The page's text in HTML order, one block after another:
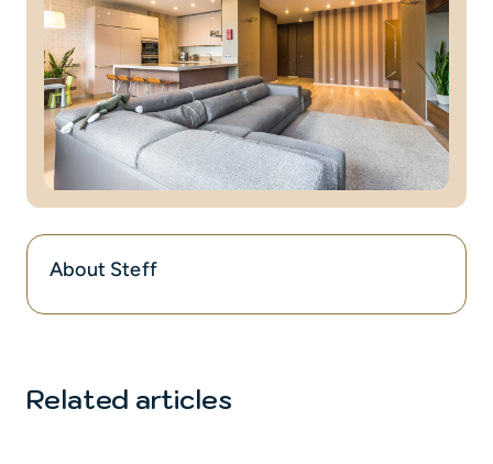
About Steff
Related articles